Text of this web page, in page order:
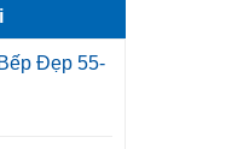
Đẹp 55-